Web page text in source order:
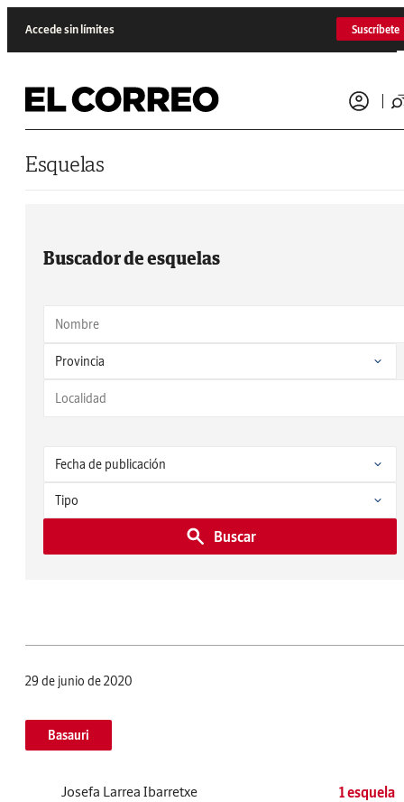
Accede sin límites Suscríbete
Esquelas
Buscador de esquelas
Buscar
29 de junio de 2020
Basauri
Josefa Larrea Ibarretxe 1 esquela